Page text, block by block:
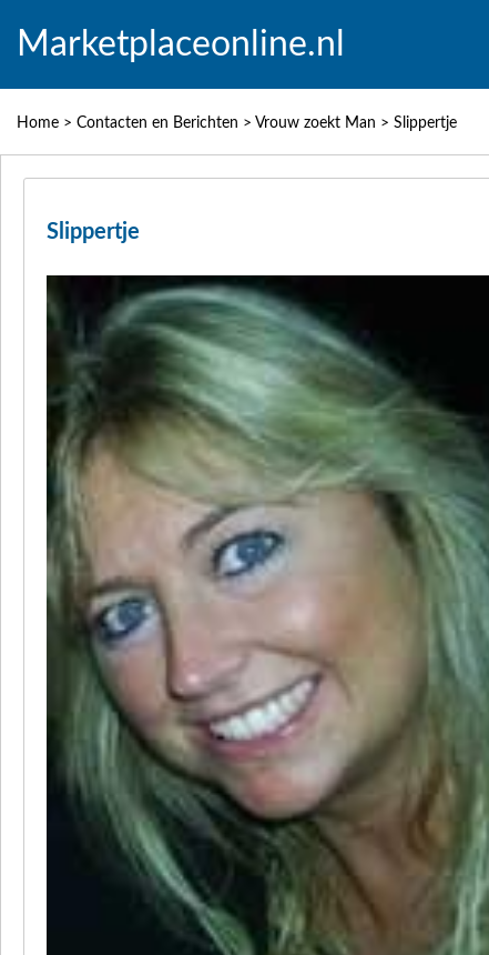
Marketplaceonline.nl
Home > Contacten en Berichten > Vrouw zoekt Man > Slippertje
Slippertje